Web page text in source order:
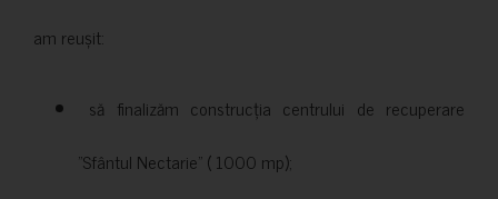
am reușit:
să finalizăm construcția centrului de recuperare
”Sfântul Nectarie” ( 1000 mp);